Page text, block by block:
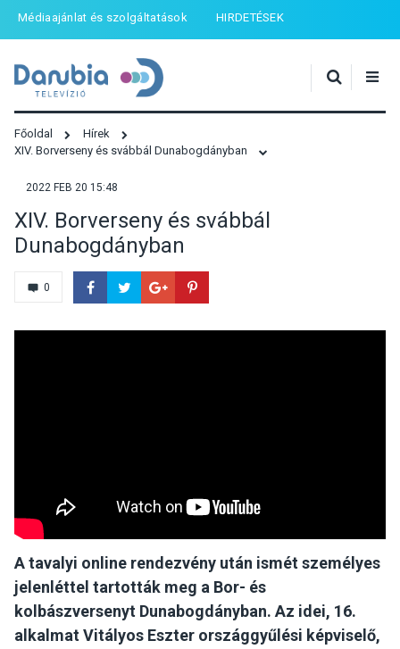
Médiaajánlat és szolgáltatások HIRDETÉSEK
Főoldal
Hírek
XIV. Borverseny és svábbál Dunabogdányban
2022 FEB 20 15:48
XIV. Borverseny és svábbál
Dunabogdányban
0
A tavalyi online rendezvény után ismét személyes
jelenléttel tartották meg a Bor- és
kolbászversenyt Dunabogdányban. Az idei, 16.
alkalmat Vitályos Eszter országgyűlési képviselő,